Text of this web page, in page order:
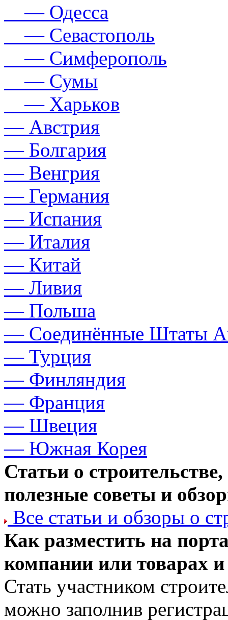
— Одесса
— Севастополь
— Симферополь
— Сумы
— Харьков
— Австрия
— Болгария
— Венгрия
— Германия
— Испания
— Италия
— Китай
— Ливия
— Польша
— Соединённые Штаты
— Турция
— Финляндия
— Франция
— Швеция
— Южная Корея
Статьи о
полезные советы и
Все статьи и обзоры о
Как разместить на
компании или товарах и
Стать участником
можно заполнив